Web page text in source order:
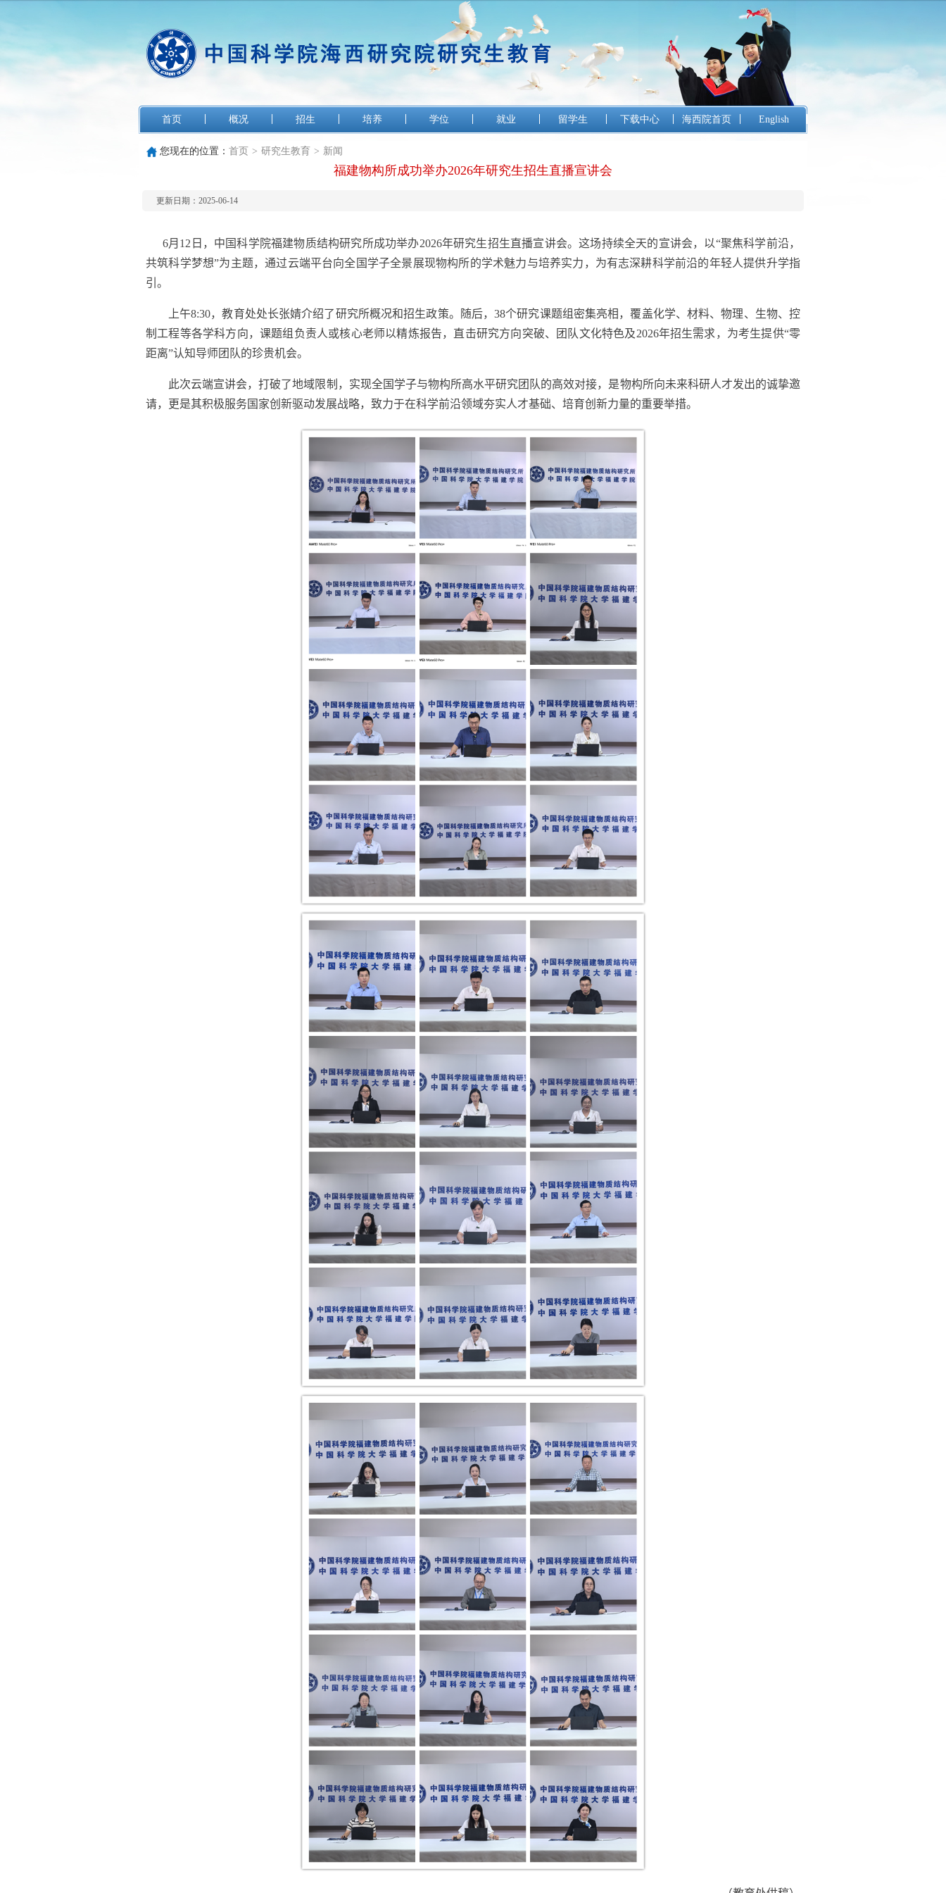
首页 概况 招生 培养 学位 就业 留学生 下载中心 海西院首页 English
您现在的位置： 首页 > 研究生教育 > 新闻
福建物构所成功举办2026年研究生招生直播宣讲会
更新日期：2025-06-14
6月 12 日，中国科学院福建物质结构研究所成功举办2026年研究生招生直播宣讲会。这场持续全天的宣讲会，以“聚焦科学前沿，
共筑科学梦想”为主题，通过云端平台向全国学子全景展现物构所的学术魅力与培养实力，为有志深耕科学前沿的年轻人提供升学指
引。
上午8:30，教育处处长张婧介绍了研究所概况和招生政策。随后，38个研究课题组 密集亮相，覆盖化学、材料、物理、生物、控
制工程等各学科方向， 课题组负责人或核心老师以精炼报告，直击研究方向突破、团队文化特色及2026年招生需求，为考生提供“零
距离”认知导师团队的珍贵机会。
此次云端宣讲会，打破了地域限制，实现全国 学子与物构所高水平研究团队的高效对接， 是物构所向未来科研人才发出的诚挚邀
请，更是其积极服务国家创新驱动发展战略，致力于在科学前沿领域夯实人才基础、培育创新力量的重要举措。